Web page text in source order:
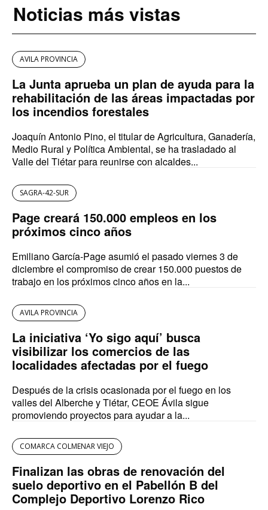
Noticias más vistas
AVILA PROVINCIA
La Junta aprueba un plan de ayuda para la
rehabilitación de las áreas impactadas por
los incendios forestales
Joaquín Antonio Pino, el titular de Agricultura, Ganadería,
Medio Rural y Política Ambiental, se ha trasladado al
Valle del Tiétar para reunirse con alcaldes...
SAGRA-42-SUR
Page creará 150.000 empleos en los
próximos cinco años
Emiliano García-Page asumió el pasado viernes 3 de
diciembre el compromiso de crear 150.000 puestos de
trabajo en los próximos cinco años en la...
AVILA PROVINCIA
La iniciativa ‘Yo sigo aquí’ busca
visibilizar los comercios de las
localidades afectadas por el fuego
Después de la crisis ocasionada por el fuego en los
valles del Alberche y Tiétar, CEOE Ávila sigue
promoviendo proyectos para ayudar a la...
COMARCA COLMENAR VIEJO
Finalizan las obras de renovación del
suelo deportivo en el Pabellón B del
Complejo Deportivo Lorenzo Rico